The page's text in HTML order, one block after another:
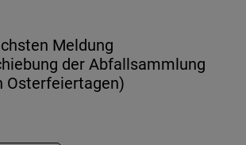
Meldung
der Abfallsammlung
Osterfeiertagen)